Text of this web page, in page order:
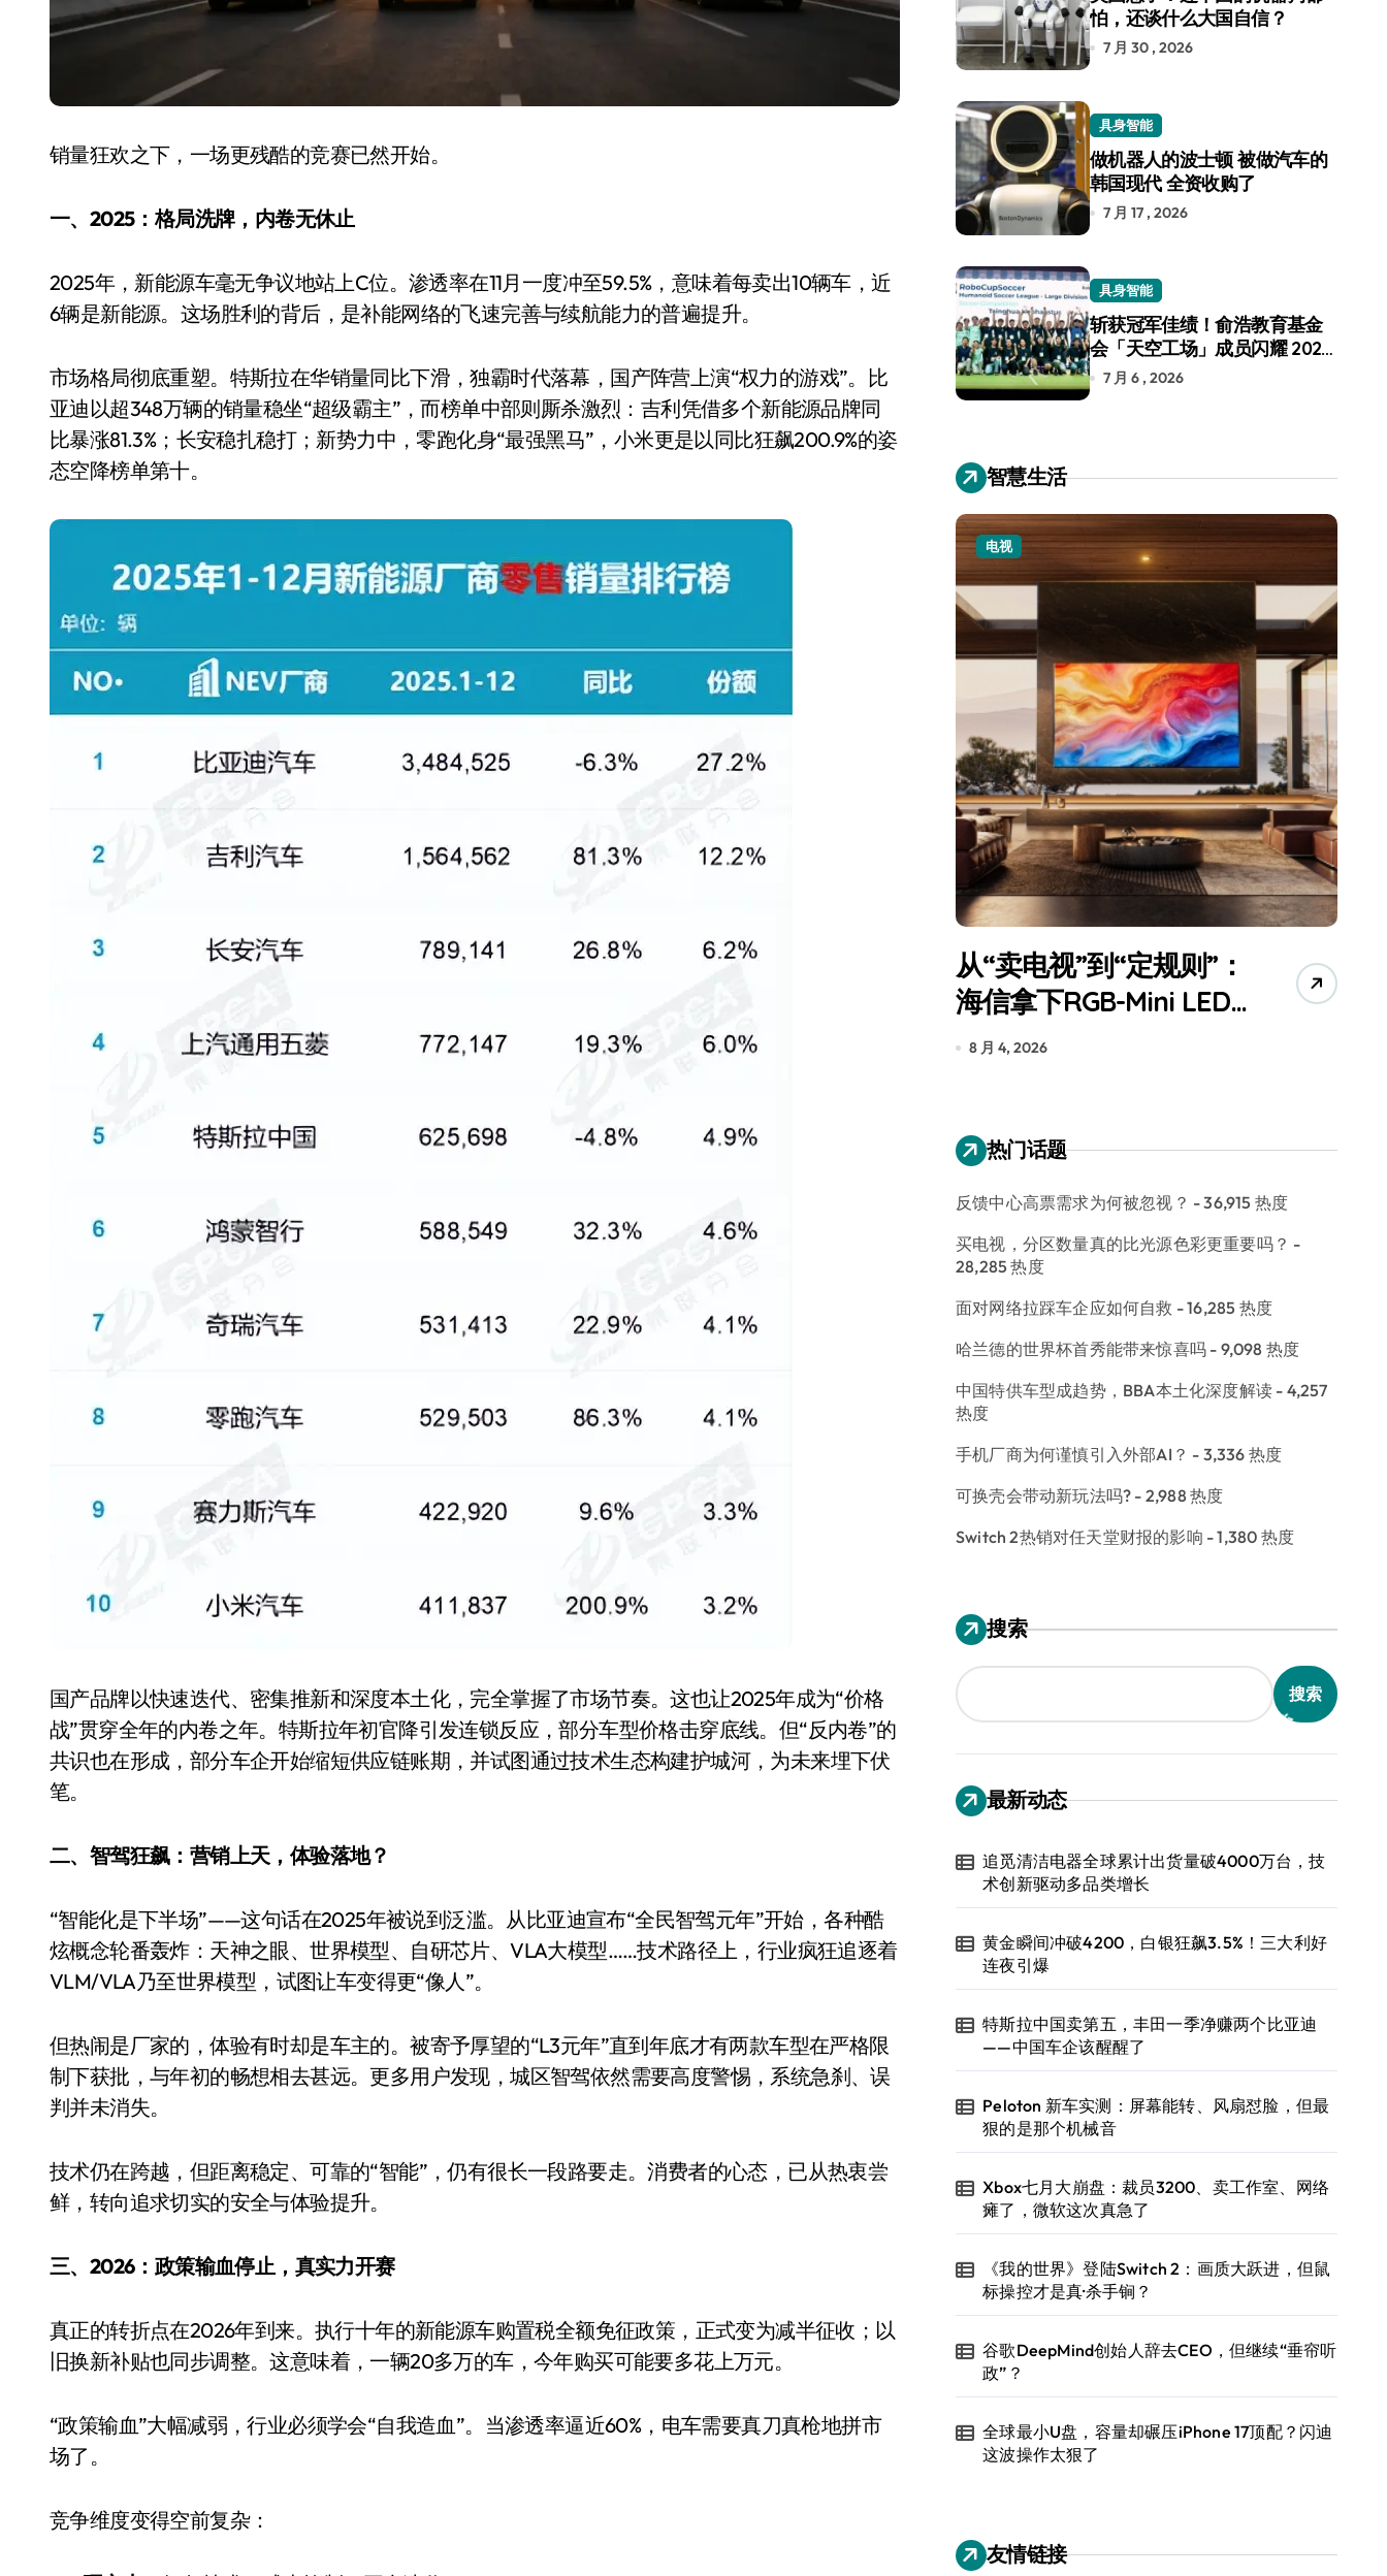
苹果三星偷偷在用的“无感切换”，索尼Bose却学不会？一文讲透
Apple Watch 表盘还能这么玩？保姆级教程，有手就会！
追觅清洁电器全球累计出货量破4000万台，技术创新驱动多品类增长
销量狂欢之下，一场更残酷的竞赛已然开始。
一、2025：格局洗牌，内卷无休止
2025年，新能源车毫无争议地站上C位。渗透率在11月一度冲至59.5%，意味着每卖出10辆车，近
6辆是新能源。这场胜利的背后，是补能网络的飞速完善与续航能力的普遍提升。
市场格局彻底重塑。特斯拉在华销量同比下滑，独霸时代落幕，国产阵营上演“权力的游戏”。比
亚迪以超348万辆的销量稳坐“超级霸主”，而榜单中部则厮杀激烈：吉利凭借多个新能源品牌同
比暴涨81.3%；长安稳扎稳打；新势力中，零跑化身“最强黑马”，小米更是以同比狂飙200.9%的姿
态空降榜单第十。
国产品牌以快速迭代、密集推新和深度本土化，完全掌握了市场节奏。这也让2025年成为“价格
战”贯穿全年的内卷之年。特斯拉年初官降引发连锁反应，部分车型价格击穿底线。但“反内卷”的
共识也在形成，部分车企开始缩短供应链账期，并试图通过技术生态构建护城河，为未来埋下伏
笔。
二、智驾狂飙：营销上天，体验落地？
“智能化是下半场”——这句话在2025年被说到泛滥。从比亚迪宣布“全民智驾元年”开始，各种酷
炫概念轮番轰炸：天神之眼、世界模型、自研芯片、VLA大模型……技术路径上，行业疯狂追逐着
VLM/VLA乃至世界模型，试图让车变得更“像人”。
但热闹是厂家的，体验有时却是车主的。被寄予厚望的“L3元年”直到年底才有两款车型在严格限
制下获批，与年初的畅想相去甚远。更多用户发现，城区智驾依然需要高度警惕，系统急刹、误
判并未消失。
技术仍在跨越，但距离稳定、可靠的“智能”，仍有很长一段路要走。消费者的心态，已从热衷尝
鲜，转向追求切实的安全与体验提升。
三、2026：政策输血停止，真实力开赛
真正的转折点在2026年到来。执行十年的新能源车购置税全额免征政策，正式变为减半征收；以
旧换新补贴也同步调整。这意味着，一辆20多万的车，今年购买可能要多花上万元。
“政策输血”大幅减弱，行业必须学会“自我造血”。当渗透率逼近60%，电车需要真刀真枪地拼市
场了。
竞争维度变得空前复杂：
怕，还谈什么大国自信？
7 月 30 , 2026
具身智能
做机器人的波士顿 被做汽车的
韩国现代 全资收购了
7 月 17 , 2026
具身智能
斩获冠军佳绩！俞浩教育基金
会「天空工场」成员闪耀 2026
RoboCup 机器人世界杯
7 月 6 , 2026
智慧生活
从电视一哥到声学霸主，
开了回音壁的顶级牌桌
7 月 27, 2026
追觅清洁电器全球累计出
创新驱动多品类增长
8 月 6, 2026
电视
从“卖电视”到“定规则”：
海信拿下RGB-Mini LED
全球话语权
8 月 4, 2026
热门话题
反馈中心高票需求为何被忽视？ - 36,915 热度
买电视，分区数量真的比光源色彩更重要吗？ -
28,285 热度
面对网络拉踩车企应如何自救 - 16,285 热度
哈兰德的世界杯首秀能带来惊喜吗 - 9,098 热度
中国特供车型成趋势，BBA本土化深度解读 - 4,257
热度
手机厂商为何谨慎引入外部AI？ - 3,336 热度
可换壳会带动新玩法吗? - 2,988 热度
Switch 2热销对任天堂财报的影响 - 1,380 热度
搜索
搜索
最新动态
追觅清洁电器全球累计出货量破4000万台，技
术创新驱动多品类增长
黄金瞬间冲破4200，白银狂飙3.5%！三大利好
连夜引爆
特斯拉中国卖第五，丰田一季净赚两个比亚迪
——中国车企该醒醒了
Peloton 新车实测：屏幕能转、风扇怼脸，但最
狠的是那个机械音
Xbox七月大崩盘：裁员3200、卖工作室、网络
瘫了，微软这次真急了
《我的世界》登陆Switch 2：画质大跃进，但鼠
标操控才是真·杀手锏？
谷歌DeepMind创始人辞去CEO，但继续“垂帘听
政”？
全球最小U盘，容量却碾压iPhone 17顶配？闪迪
这波操作太狠了
友情链接